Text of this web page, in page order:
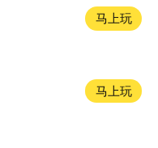
马上玩
马上玩